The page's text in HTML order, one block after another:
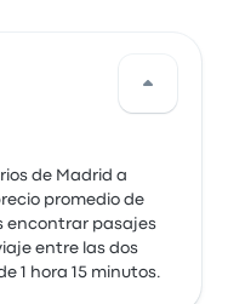
de Madrid a
promedio de
encontrar pasajes
entre las dos
1 hora 15 minutos.